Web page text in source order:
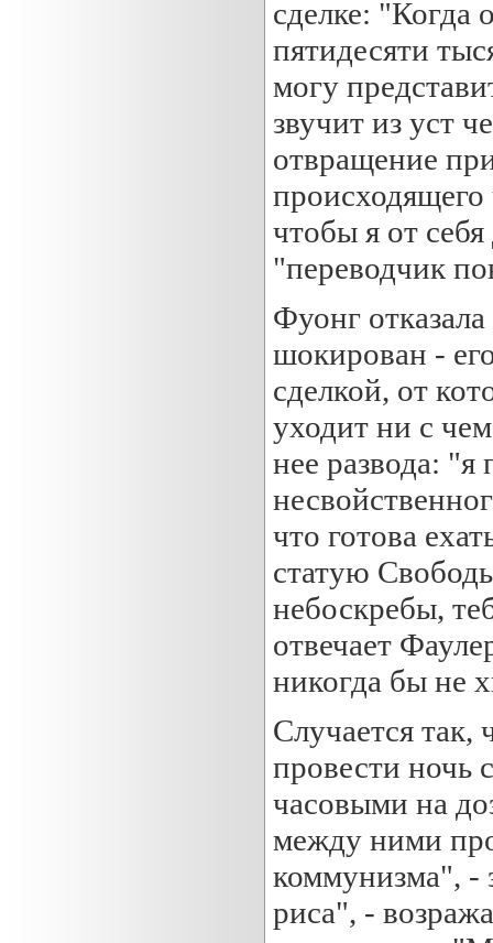
сделке: "Когда
пятидесяти
могу
звучит из уст
отвращение
происходящего
чтобы я от
"переводчик
Фуонг
шокирован -
сделкой, от
уходит ни с
нее развода: "я
что готова
статую
небоскребы,
отвечает
никогда бы не
Случается
провести ночь
часовыми на
между ними
коммунизма", -
риса", -